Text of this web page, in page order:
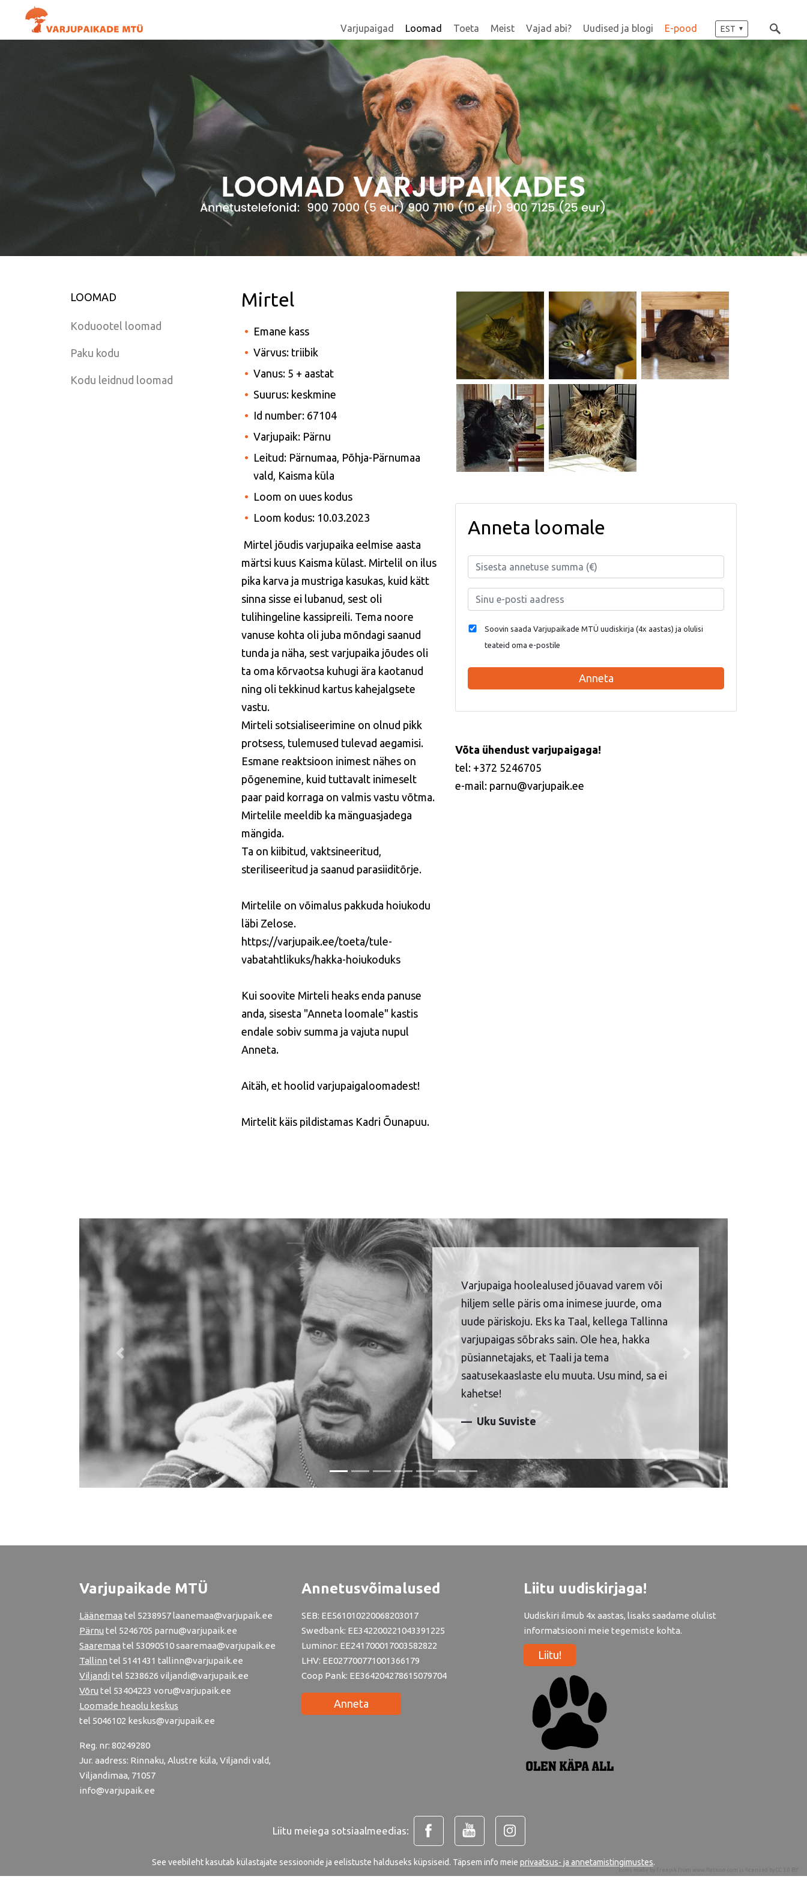
Varjupaigad Loomad Toeta Meist Vajad abi? Uudised ja blogi E-pood EST
LOOMAD
Koduootel loomad
Paku kodu
Kodu leidnud loomad
Mirtel
Emane kass
Värvus: triibik
Vanus: 5 + aastat
Suurus: keskmine
Id number: 67104
Varjupaik: Pärnu
Leitud: Pärnumaa, Põhja-Pärnumaa
vald, Kaisma küla
Loom on uues kodus
Loom kodus: 10.03.2023
Mirtel jõudis varjupaika eelmise aasta
märtsi kuus Kaisma külast. Mirtelil on ilus
pika karva ja mustriga kasukas, kuid kätt
sinna sisse ei lubanud, sest oli
tulihingeline kassipreili. Tema noore
vanuse kohta oli juba mõndagi saanud
tunda ja näha, sest varjupaika jõudes oli
ta oma kõrvaotsa kuhugi ära kaotanud
ning oli tekkinud kartus kahejalgsete
vastu.
Mirteli sotsialiseerimine on olnud pikk
protsess, tulemused tulevad aegamisi.
Esmane reaktsioon inimest nähes on
põgenemine, kuid tuttavalt inimeselt
paar paid korraga on valmis vastu võtma.
Mirtelile meeldib ka mänguasjadega
mängida.
Ta on kiibitud, vaktsineeritud,
steriliseeritud ja saanud parasiiditõrje.
Mirtelile on võimalus pakkuda hoiukodu
läbi Zelose.
https://varjupaik.ee/toeta/tule-
vabatahtlikuks/hakka-hoiukoduks
Kui soovite Mirteli heaks enda panuse
anda, sisesta "Anneta loomale" kastis
endale sobiv summa ja vajuta nupul
Anneta.
Aitäh, et hoolid varjupaigaloomadest!
Mirtelit käis pildistamas Kadri Õunapuu.
Anneta loomale
Soovin saada Varjupaikade MTÜ uudiskirja (4x aastas) ja olulisi
teateid oma e-postile
Anneta
Võta ühendust varjupaigaga!
tel: +372 5246705
e-mail: parnu@varjupaik.ee
Varjupaiga hoolealused jõuavad varem või
hiljem selle päris oma inimese juurde, oma
uude päriskoju. Eks ka Taal, kellega Tallinna
varjupaigas sõbraks sain. Ole hea, hakka
püsiannetajaks, et Taali ja tema
saatusekaaslaste elu muuta. Usu mind, sa ei
kahetse!
Uku Suviste
Previous Next
Varjupaikade MTÜ
Läänemaa tel 5238957 laanemaa@varjupaik.ee
Pärnu tel 5246705 parnu@varjupaik.ee
Saaremaa tel 53090510 saaremaa@varjupaik.ee
Tallinn tel 5141431 tallinn@varjupaik.ee
Viljandi tel 5238626 viljandi@varjupaik.ee
Võru tel 53404223 voru@varjupaik.ee
Loomade heaolu keskus
tel 5046102 keskus@varjupaik.ee
Reg. nr: 80249280
Jur. aadress: Rinnaku, Alustre küla, Viljandi vald,
Viljandimaa, 71057
info@varjupaik.ee
Annetusvõimalused
SEB: EE561010220068203017
Swedbank: EE342200221043391225
Luminor: EE241700017003582822
LHV: EE027700771001366179
Coop Pank: EE364204278615079704
Anneta
Liitu uudiskirjaga!
Uudiskiri ilmub 4x aastas, lisaks saadame olulist
informatsiooni meie tegemiste kohta.
Liitu!
Liitu meiega sotsiaalmeedias:
See veebileht kasutab külastajate sessioonide ja eelistuste halduseks küpsiseid. Täpsem info meie privaatsus- ja annetamistingimustes.